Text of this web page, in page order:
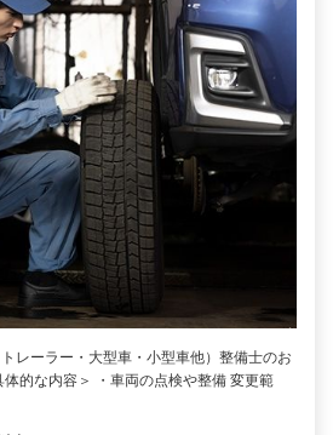
レーラー・大型車・小型車他）整備士のお
体的な内容＞ ・車両の点検や整備 変更範